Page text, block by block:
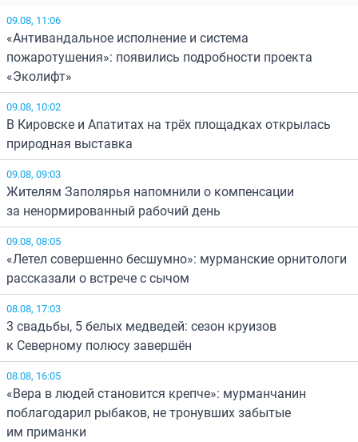
09.08, 11:06
«Антивандальное исполнение и система
пожаротушения»: появились подробности проекта
«Эколифт»
09.08, 10:02
В Кировске и Апатитах на трёх площадках открылась
природная выставка
09.08, 09:03
Жителям Заполярья напомнили о компенсации
за ненормированный рабочий день
09.08, 08:05
«Летел совершенно бесшумно»: мурманские орнитологи
рассказали о встрече с сычом
08.08, 17:03
3 свадьбы, 5 белых медведей: сезон круизов
к Северному полюсу завершён
08.08, 16:05
«Вера в людей становится крепче»: мурманчанин
поблагодарил рыбаков, не тронувших забытые
им приманки